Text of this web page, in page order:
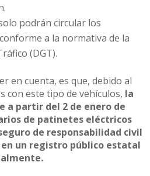
podrán circular los
a la normativa de la
(DGT).
en cuenta, es que, debido al
con este tipo de vehículos, la
a partir del 2 de enero de
de patinetes eléctricos
de responsabilidad civil
un registro público estatal